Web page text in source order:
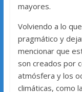
mayores.
Volviendo a lo
pragmático y
mencionar que
son creados por
atmósfera y los
climáticas, como